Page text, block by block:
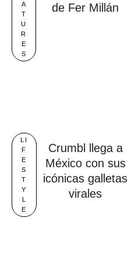
A
T
U
R
E
S
de Fer Millán
LI
F
E
S
T
Y
L
E
Crumbl llega a
México con sus
icónicas galletas
virales